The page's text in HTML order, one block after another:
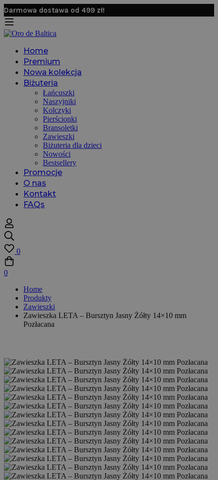
Darmowa dostawa od 499 zł!
Home
Premium
Nowa kolekcja
Biżuteria
Łańcuszki
Naszyjniki
Kolczyki
Pierścionki
Bransoletki
Zawieszki
Biżuteria dla dzieci
Nowości
Bestsellery
Promocje
O nas
Kontakt
FAQs
0
0
Home
Produkty
Zawieszki
Zawieszka LETA – Bursztyn Jasny Żółty 14×10 mm
Pozłacana